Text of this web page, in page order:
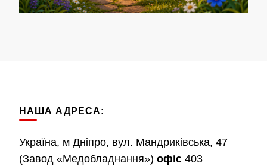
НАША АДРЕСА:
Україна, м Дніпро, вул. Мандриківська, 47
(Завод «Медобладнання») офіс 403